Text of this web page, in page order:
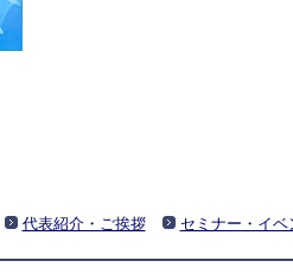
代表紹介・ご挨拶 セミナー・イベ